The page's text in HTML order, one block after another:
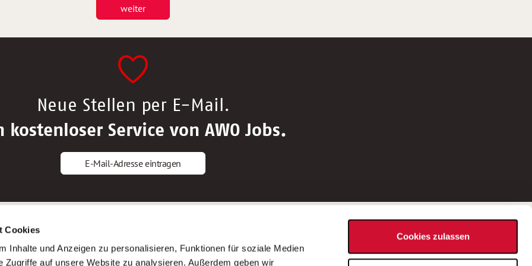
Cookies
Inhalte und Anzeigen zu personalisieren, Funktionen für soziale Medien
Zugriffe auf unsere Website zu analysieren. Außerdem geben wir
Cookies zulassen
weiter
Neue Stellen per E-Mail.
kostenloser Service von AWO Jobs.
E-Mail-Adresse eintragen
Altenpfleger*in
Krankenpfleger*in
AWO Gliederungen nach Bundesland
Stellenangebote nach Bundesländern